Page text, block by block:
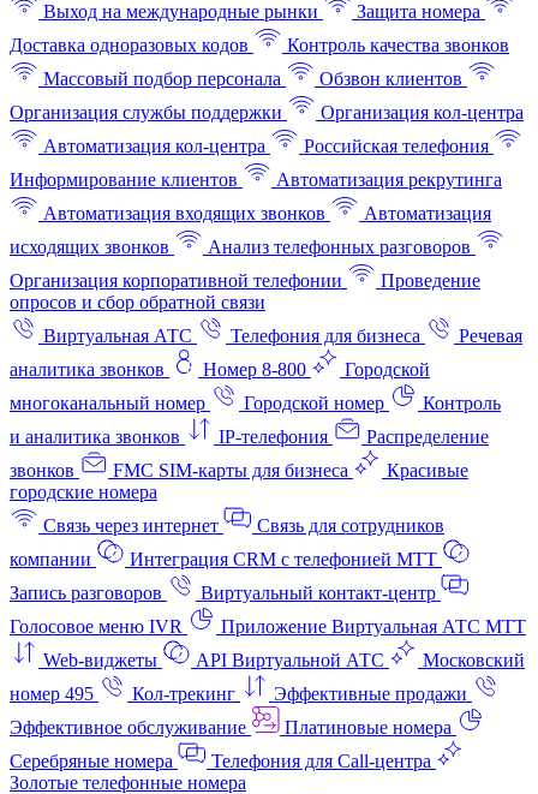
Выход на международные рынки
Защита номера
Доставка одноразовых кодов
Контроль качества звонков
Массовый подбор персонала
Обзвон клиентов
Организация службы поддержки
Организация кол-центра
Автоматизация кол-центра
Российская телефония
Информирование клиентов
Автоматизация рекрутинга
Автоматизация входящих звонков
Автоматизация
исходящих звонков
Анализ телефонных разговоров
Организация корпоративной телефонии
Проведение
опросов и сбор обратной связи
Виртуальная АТС
Телефония для бизнеса
Речевая
аналитика звонков
Номер 8-800
Городской
многоканальный номер
Городской номер
Контроль
и аналитика звонков
IP-телефония
Распределение
звонков
FMC SIM-карты для бизнеса
Красивые
городские номера
Связь через интернет
Связь для сотрудников
компании
Интеграция CRM с телефонией МТТ
Запись разговоров
Виртуальный контакт‑центр
Голосовое меню IVR
Приложение Виртуальная АТС МТТ
Web-виджеты
API Виртуальной АТС
Московский
номер 495
Кол-трекинг
Эффективные продажи
Эффективное обслуживание
Платиновые номера
Серебряные номера
Телефония для Call-центра
Золотые телефонные номера